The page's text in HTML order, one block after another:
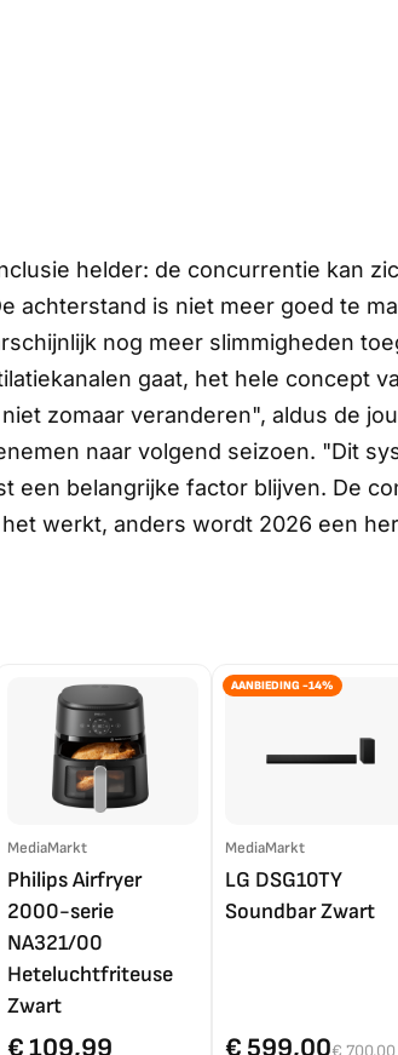
helder: de concurrentie kan
achterstand is niet meer goed te
nog meer slimmigheden
gaat, het hele concept
zomaar veranderen", aldus de
naar volgend seizoen. "Dit
een belangrijke factor blijven. De
werkt, anders wordt 2026 een
MediaMarkt
Philips Airfryer
2000-serie
NA321/00
Heteluchtfriteuse
Zwart
AANBIEDING -14%
MediaMarkt
LG DSG10TY
Soundbar Zwart